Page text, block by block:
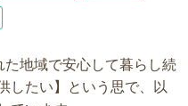
地域で安心して暮らし続
したい】という思で、以